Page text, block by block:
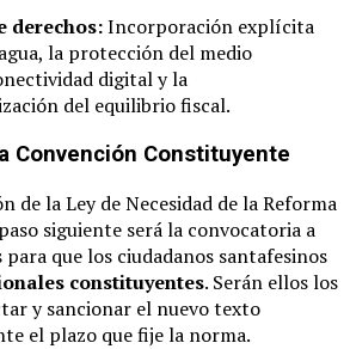
derechos:Incorporación explícita
la protección del medio
digital y la
del equilibrio fiscal.
Convención Constituyente
de la Ley de Necesidad de la Reforma
siguiente será la convocatoria a
para que los ciudadanos santafesinos
constituyentes. Serán ellos los
y sancionar el nuevo texto
el plazo que fije la norma.